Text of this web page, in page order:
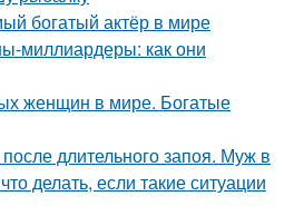
богатый актёр в мире
миллиардеры: как они
женщин в мире. Богатые
длительного запоя. Муж в
делать, если такие ситуации